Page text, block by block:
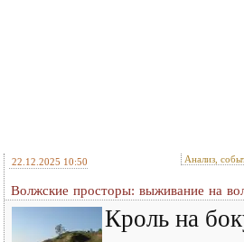
22.12.2025 10:50 Анализ,
Волжские просторы: выживание на
Кроль на